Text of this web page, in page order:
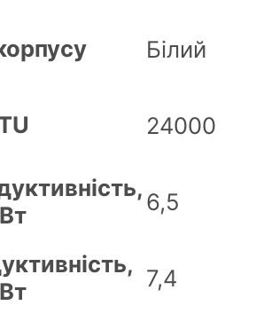
Білий
24000
6,5
7,4